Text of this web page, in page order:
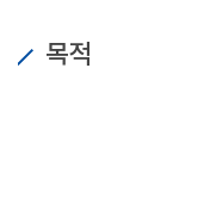
목적